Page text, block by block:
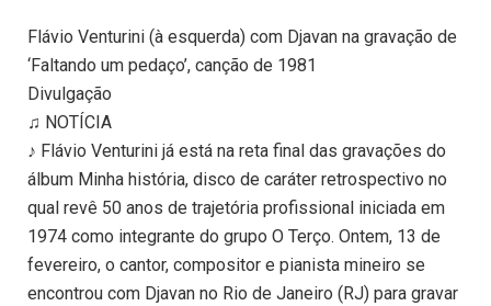
Flávio Venturini (à esquerda) com Djavan na gravação de
‘Faltando um pedaço’, canção de 1981
Divulgação
♫ NOTÍCIA
♪ Flávio Venturini já está na reta final das gravações do
álbum Minha história, disco de caráter retrospectivo no
qual revê 50 anos de trajetória profissional iniciada em
1974 como integrante do grupo O Terço. Ontem, 13 de
fevereiro, o cantor, compositor e pianista mineiro se
encontrou com Djavan no Rio de Janeiro (RJ) para gravar